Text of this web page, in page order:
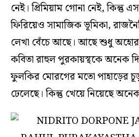
নেই। প্রিমিয়াম গোনা নেই, কিন্তু
ফিরিয়েও সামাজিক ভূমিকা,
লেখা বেঁচে আছে। আছে শুধু
কবিতা রাহুল পুরকায়স্থকে অনেক
ফুলকির মোরগের মতো পাহাড়ের
ঢেলেছে। কিন্তু খেয়ে নিয়েছে